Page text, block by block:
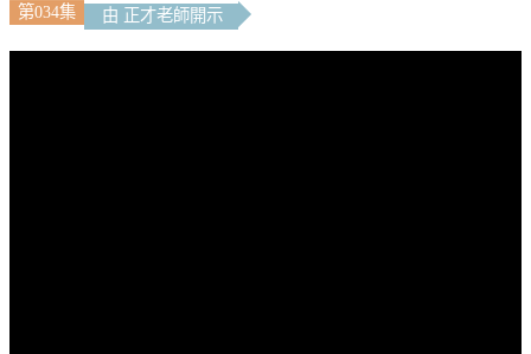
第034集 由 正才老師開示